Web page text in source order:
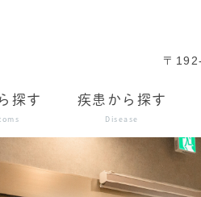
〒
探す 疾患から探す
Disease